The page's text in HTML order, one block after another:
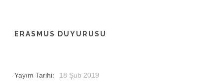
ERASMUS DUYURUSU
Yayım Tarihi: 18 Şub 2019